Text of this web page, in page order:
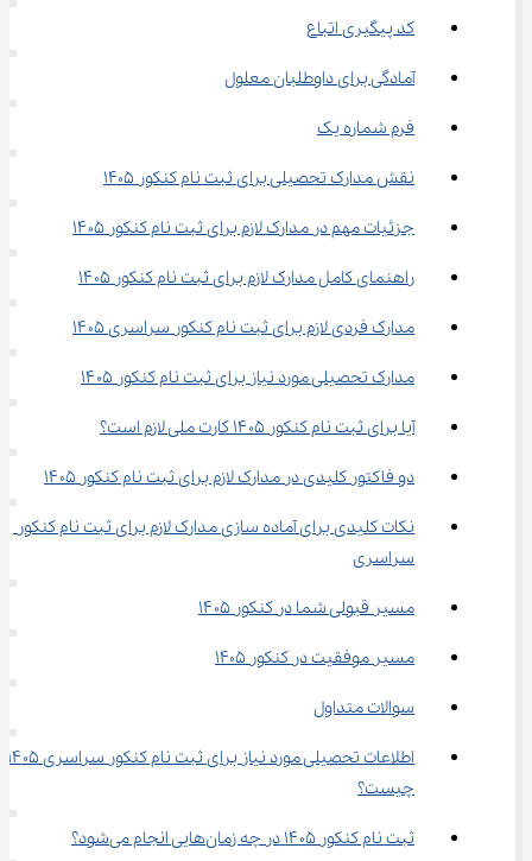
کد پیگیری اتباع
آمادگی برای داوطلبان معلول
فرم شماره یک
نقش مدارک تحصیلی برای ثبت نام کنکور 1405
جزئیات مهم در مدارک لازم برای ثبت نام کنکور ۱۴۰۵
راهنمای کامل مدارک لازم برای ثبت نام کنکور ۱۴۰۵
مدارک فردی لازم برای ثبت نام کنکور سراسری ۱۴۰۵
مدارک تحصیلی مورد نیاز برای ثبت نام کنکور ۱۴۰۵
آیا برای ثبت نام کنکور ۱۴۰۵ کارت ملی لازم است؟
دو فاکتور کلیدی در مدارک لازم برای ثبت نام کنکور ۱۴۰۵
نکات کلیدی برای آماده ‌سازی مدارک لازم برای ثبت نام کنکور
سراسری
مسیر قبولی شما در کنکور ۱۴۰۵
مسیر موفقیت در کنکور 1405
سوالات متداول
چیست؟
ثبت نام کنکور ۱۴۰۵ در چه زمان‌هایی انجام می‌شود؟